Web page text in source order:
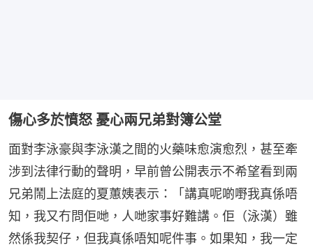
傷心多於憤怒 憂心兩兄弟對簿公堂
面對李泳豪與李泳漢之間的火藥味愈演愈烈，甚至牽
涉到法律行動的聲明，早前曾公開表示不希望看到兩
兄弟鬧上法庭的夏蕙姨表示：「講真呢啲嘢我真係唔
知，我又冇問佢哋，人哋家事好難講。佢（泳漢）雖
然係我契仔，但我真係唔知呢件事。如果知，我一定